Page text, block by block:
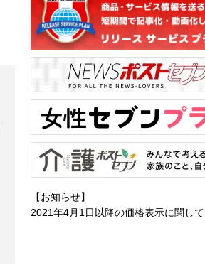
【お知らせ】
2021年4月1日以降の価格表示に関して